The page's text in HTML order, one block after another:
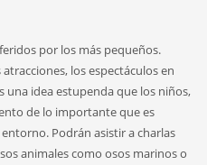
por los más pequeños.
los espectáculos en
una idea estupenda que los niños,
de lo importante que es
Podrán asistir a charlas
animales como osos marinos o